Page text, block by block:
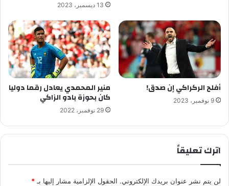
13 ديسمبر، 2023
أفلح الركراكي إن صدق!
9 نوفمبر، 2023
منير المحمدي يعادل رقما دوليا
كان بحوزة بادو الزاكي
29 نوفمبر، 2022
اترك تعليقاً
لن يتم نشر عنوان بريدك الإلكتروني. الحقول الإلزامية مشار إليها بـ*